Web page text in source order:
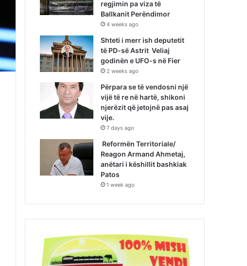
regjimin pa viza të
Ballkanit Perëndimor
4 weeks ago
Shteti i merr ish deputetit
të PD-së Astrit Veliaj
godinën e UFO-s në Fier
2 weeks ago
Përpara se të vendosni një
vijë të re në hartë, shikoni
njerëzit që jetojnë pas asaj
vije.
7 days ago
Reformën Territoriale/
Reagon Armand Ahmetaj,
anëtari i këshillit bashkiak
Patos
1 week ago